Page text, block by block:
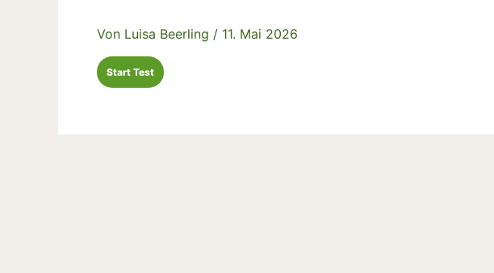
Von Luisa Beerling / 11. Mai 2026